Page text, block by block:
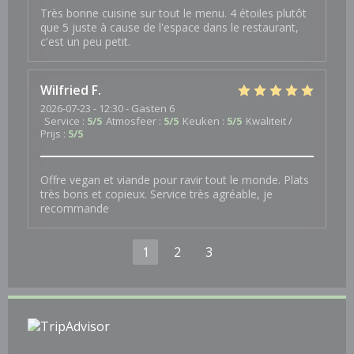
Très bonne cuisine sur tout le menu. 4 étoiles plutôt
que 5 juste à cause de l'espace dans le restaurant,
c'est un peu petit.
Wilfried F
2026-07-23 - 12:30 - Gasten 6
Service : 5/5 Atmosfeer : 5/5 Keuken : 5/5 Kwaliteit /
Prijs : 5/5
Offre vegan et viande pour ravir tout le monde. Plats
très bons et copieux. Service très agréable, je
recommande
1 2 3